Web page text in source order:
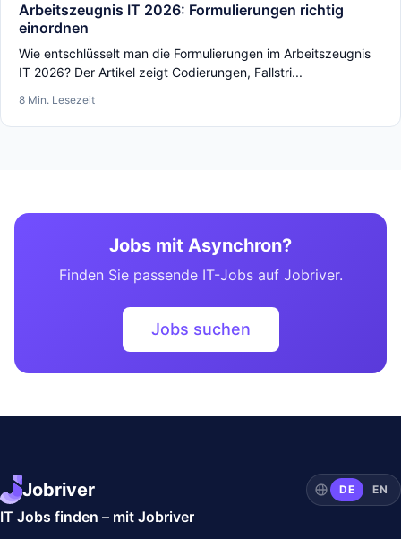
Arbeitszeugnis IT 2026: Formulierungen richtig
einordnen
Wie entschlüsselt man die Formulierungen im Arbeitszeugnis
IT 2026? Der Artikel zeigt Codierungen, Fallstri...
8 Min. Lesezeit
Jobs mit Asynchron?
Finden Sie passende IT-Jobs auf Jobriver.
Jobs suchen
Jobriver DE EN
IT Jobs finden – mit Jobriver